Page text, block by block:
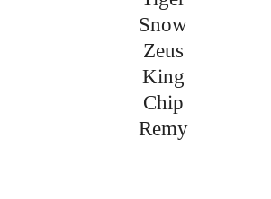
Snow
Zeus
King
Chip
Remy